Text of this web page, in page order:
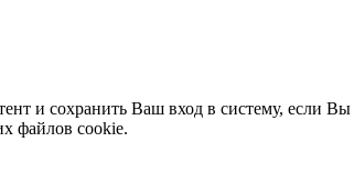
и сохранить Ваш вход в систему, если Вы
файлов cookie.